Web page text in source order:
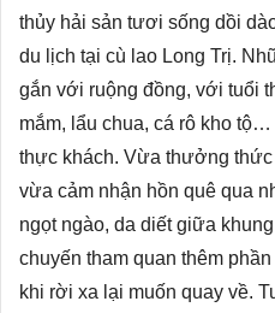
thủy hải sản tươi sống dồi
du lịch tại cù lao Long Trị.
gắn với ruộng đồng, với tuổi
mắm, lẩu chua, cá rô kho
thực khách. Vừa thưởng
vừa cảm nhận hồn quê qua
ngọt ngào, da diết giữa
chuyến tham quan thêm
khi rời xa lại muốn quay về.